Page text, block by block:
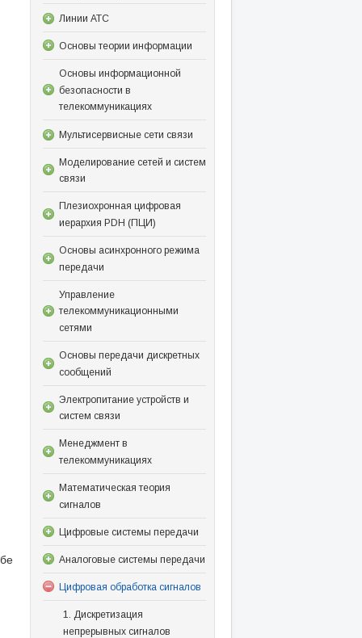
Линии АТС
Основы теории информации
Основы информационной
безопасности в
телекоммуникациях
Мультисервисные сети связи
Моделирование сетей и систем
связи
Плезиохронная цифровая
иерархия PDH (ПЦИ)
Основы асинхронного режима
передачи
Управление
телекоммуникационными
сетями
Основы передачи дискретных
сообщений
Электропитание устройств и
систем связи
Менеджмент в
телекоммуникациях
Математическая теория
сигналов
Цифровые системы передачи
Аналоговые системы передачи
Цифровая обработка сигналов
1. Дискретизация
непрерывных сигналов